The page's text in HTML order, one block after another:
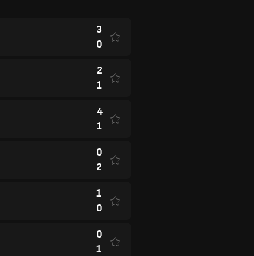
3
0
2
1
4
1
0
2
1
0
0
1